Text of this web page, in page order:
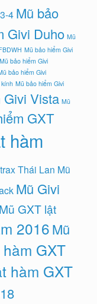
4 Mũ bảo
Givi Duho Mũ
Mũ bảo hiểm Givi
Mũ bảo hiểm Givi
bảo hiểm Givi
Mũ bảo hiểm Givi
Givi Vista Mũ
GXT
hàm
Thái Lan Mũ
Mũ Givi
Mũ GXT lật
2016Mũ
GXT
hàm GXT